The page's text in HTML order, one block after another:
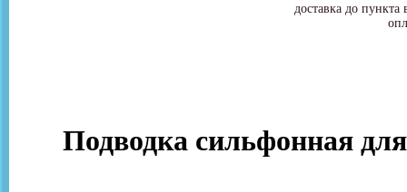
доставка до
Подводка сильфонная